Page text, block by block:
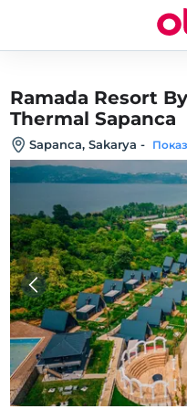
Ramada Resort
Thermal Sapanca
Sapanca, Sakarya -